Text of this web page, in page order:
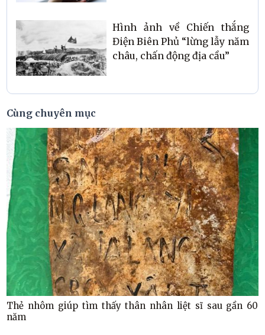
Hình ảnh về Chiến thắng
Điện Biên Phủ “lừng lẫy năm
châu, chấn động địa cầu”
Cùng chuyên mục
Thẻ nhôm giúp tìm thấy thân nhân liệt sĩ sau gần 60
năm